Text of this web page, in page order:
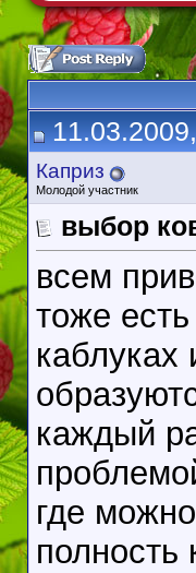
Каприз
Молодой участник
выбор
всем
тоже
каблуках
каждый
где
полность